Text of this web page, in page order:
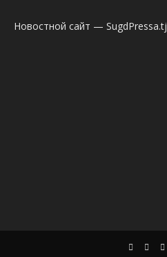
Новостной сайт — SugdPressa.tj